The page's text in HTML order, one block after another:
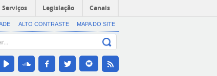
Serviços Legislação Canais
ALTO CONTRASTE MAPA DO SITE